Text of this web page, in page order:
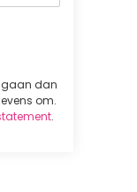
gaan dan
om.
.